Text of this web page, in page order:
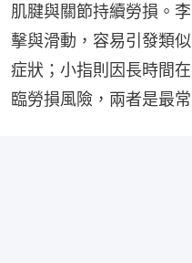
肌腱與關節持續勞損。
擊與滑動，容易引發類
症狀；小指則因長時間
臨勞損風險，兩者是最